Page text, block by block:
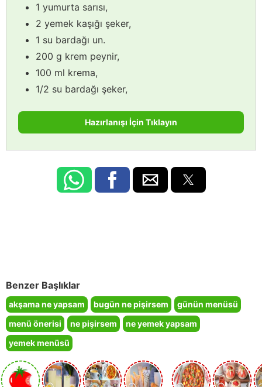
1 yumurta sarısı,
2 yemek kaşığı şeker,
1 su bardağı un.
200 g krem peynir,
100 ml krema,
1/2 su bardağı şeker,
Hazırlanışı İçin Tıklayın
Benzer Başlıklar
akşama ne yapsam bugün ne pişirsem
günün menüsü
menü önerisi
ne pişirsem
ne yemek yapsam
yemek menüsü